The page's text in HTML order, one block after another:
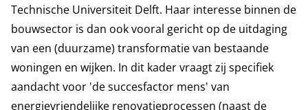
Technische Universiteit Delft. Haar interesse binnen de
bouwsector is dan ook vooral gericht op de uitdaging
van een (duurzame) transformatie van bestaande
woningen en wijken. In dit kader vraagt zij specifiek
aandacht voor 'de succesfactor mens' van
energievriendelijke renovatieprocessen (naast de